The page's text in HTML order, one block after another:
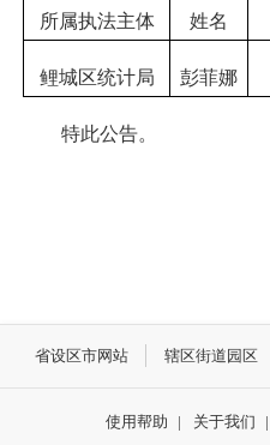
所属执法主体 姓名
鲤城区统计局 彭菲娜
特此公告。
省设区市网站 辖区街道园区
使用帮助 | 关于我们 |